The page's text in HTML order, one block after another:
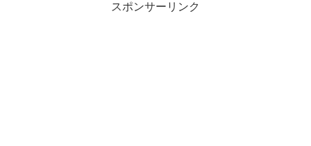
スポンサーリンク